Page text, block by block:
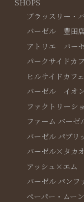
SHOPS
ブラッスリー・
バーゼル 豊田
アトリエ バー
パークサイドカ
ヒルサイドカフ
バーゼル イオ
ファクトリーシ
ファーム バー
バーゼル パブリ
バーゼル×タカ
アッシュ×エム
バーゼル パンフ
ペーパー・ムーン